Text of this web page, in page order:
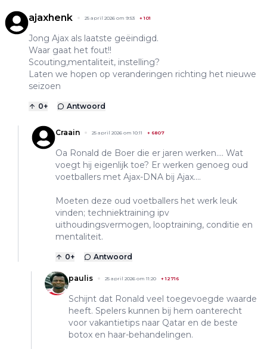
ajaxhenk 25 april 2026 om 9:53 +101
Jong Ajax als laatste geëindigd.
Waar gaat het fout!!
Scouting,mentaliteit, instelling?
Laten we hopen op veranderingen richting het nieuwe
seizoen
0+ Antwoord
Craain 25 april 2026 om 10:11 + 6807
Oa Ronald de Boer die er jaren werken.... Wat
voegt hij eigenlijk toe? Er werken genoeg oud
voetballers met Ajax-DNA bij Ajax....
Moeten deze oud voetballers het werk leuk
vinden; techniektraining ipv
uithoudingsvermogen, looptraining, conditie en
mentaliteit.
0+ Antwoord
paulis 25 april 2026 om 11:20 +12716
Schijnt dat Ronald veel toegevoegde waarde
heeft. Spelers kunnen bij hem oanterecht
voor vakantietips naar Qatar en de beste
botox en haar-behandelingen.